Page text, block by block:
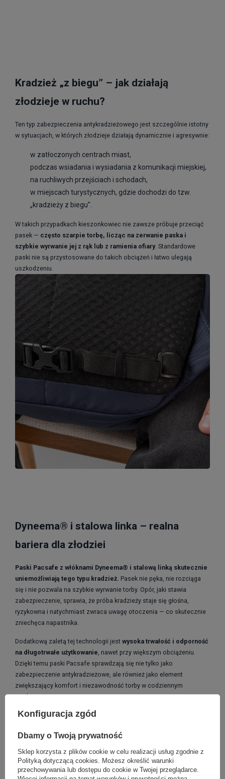
Kradzież „z biegu” – jak działają
złodzieje w ruchu?
Ten typ zabezpieczenia antykradzieżowego jest szczególnie istotny
w sytuacjach, w których złodzieje działają dynamicznie i agresywnie:
w zatłoczonych centrach miast,
podczas wsiadania i wysiadania z komunikacji miejskiej,
na ruchliwych przejściach i schodach,
w miejscach turystycznych, gdzie dochodzi do tzw.
„kradzieży z biegu”.
W takich przypadkach kieszonkowiec nie zawsze próbuje przeciąć
pasek — często szarpie torbę, licząc na zerwanie paska i
szybkie wyrwanie jej z rąk lub z ramienia ofiary. Standardowe
paski nie są przystosowane do takich obciążeń i łatwo ulegają
uszkodzeniu.
Dyneema® i stalowa linka – realna
bariera dla złodziei
Paski Pacsafe z włóknami Dyneema® i stalową linką skutecznie
uniemożliwiają tego typu kradzież. Pasek nie pęka, nie rozciąga
się i nie pozwala na szybkie wyrwanie torby. Opór, jaki stawia
zabezpieczenie, sprawia, że próba kradzieży staje się głośna,
ryzykowna i natychmiast zwraca uwagę otoczenia — co skutecznie
zniechęca napastnika.
Dodatkową zaletą tej technologii jest wysoka trwałość i odporność
na długotrwałe użytkowanie, nawet przy większym obciążeniu.
Dzięki temu paski Pacsafe sprawdzają się nie tylko jako
zabezpieczenie antykradzieżowe, ale również jako element
zwiększający komfort i niezawodność torby w codziennym
użytkowaniu.
Konfiguracja zgód
Dbamy o Twoją prywatność
Sklep korzysta z plików cookie w celu realizacji usług zgodnie z
Polityką dotyczącą cookies . Możesz określić warunki
przechowywania lub dostępu do cookie w Twojej przeglądarce.